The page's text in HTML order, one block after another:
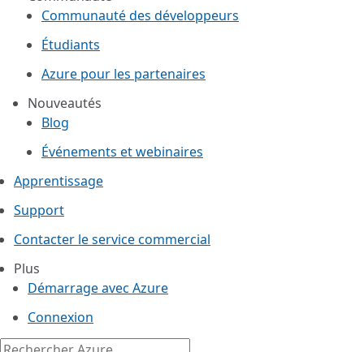
Communauté des développeurs
Étudiants
Azure pour les partenaires
Nouveautés
Blog
Événements et webinaires
Apprentissage
Support
Contacter le service commercial
Plus
Démarrage avec Azure
Connexion